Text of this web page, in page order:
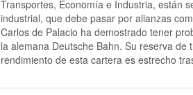
Transportes, Economía e Industria, están
industrial, que debe pasar por alianzas
Carlos de Palacio ha demostrado tener
la alemana Deutsche Bahn. Su reserva
rendimiento de esta cartera es estrecho